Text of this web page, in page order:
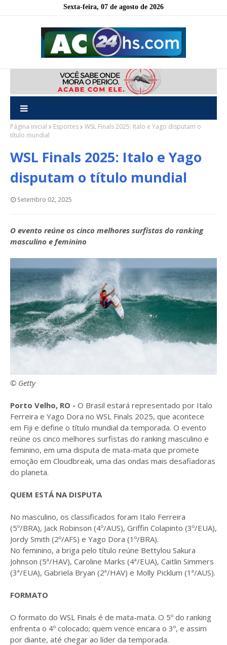
Sexta-feira, 07 de agosto de 2026
Página inicial Esportes
WSL Finals 2025: Italo e Yago disputam o
título mundial
WSL Finals 2025: Italo e Yago
disputam o título mundial
Setembro 02, 2025
O evento reúne os cinco melhores surfistas do ranking
masculino e feminino
© Getty
Porto Velho, RO - O Brasil estará representado por Italo
Ferreira e Yago Dora no WSL Finals 2025, que acontece
em Fiji e define o título mundial da temporada. O evento
reúne os cinco melhores surfistas do ranking masculino e
feminino, em uma disputa de mata-mata que promete
emoção em Cloudbreak, uma das ondas mais desafiadoras
do planeta.
QUEM ESTÁ NA DISPUTA
No masculino, os classificados foram Italo Ferreira
(5º/BRA), Jack Robinson (4º/AUS), Griffin Colapinto (3º/EUA),
Jordy Smith (2º/AFS) e Yago Dora (1º/BRA).
No feminino, a briga pelo título reúne Bettylou Sakura
Johnson (5ª/HAV), Caroline Marks (4ª/EUA), Caitlin Simmers
(3ª/EUA), Gabriela Bryan (2ª/HAV) e Molly Picklum (1ª/AUS).
FORMATO
O formato do WSL Finals é de mata-mata. O 5º do ranking
enfrenta o 4º colocado; quem vence encara o 3º, e assim
por diante, até chegar ao líder da temporada.